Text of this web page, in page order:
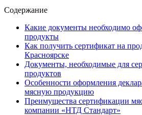
Содержание
Какие документы необходимо
продукты
Как получить сертификат на
Красноярске
Документы, необходимые для
продуктов
Особенности оформления
мясную продукцию
Преимущества сертификации
компании «НТД Стандарт»